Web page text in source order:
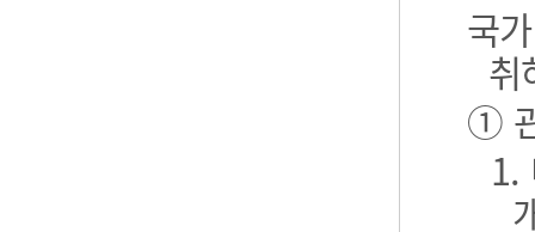
국
취
①
1.